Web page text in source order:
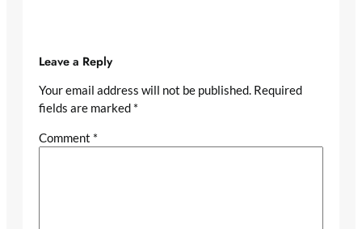
Leave a Reply
Your email address will not be published. Required
fields are marked *
Comment *